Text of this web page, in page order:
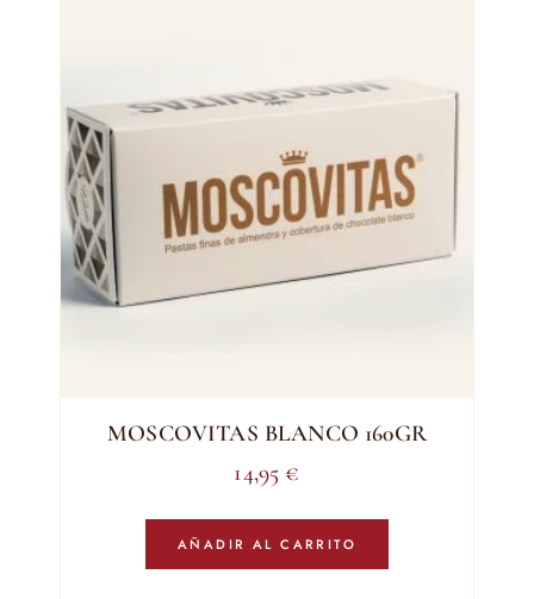
MOSCOVITAS BLANCO 160GR
14,95 €
AÑADIR AL CARRITO